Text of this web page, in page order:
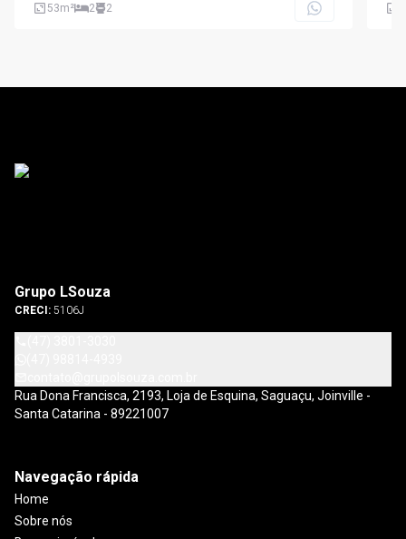
53m² 2 2
Grupo LSouza
CRECI: 5106J
Rua Dona Francisca, 2193, Loja de Esquina, Saguaçu, Joinville -
Santa Catarina - 89221007
Navegação rápida
Home
Sobre nós